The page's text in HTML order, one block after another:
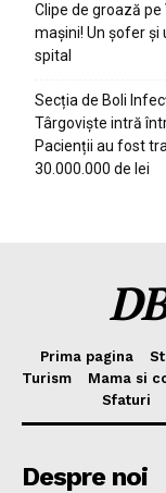
Clipe de groază
mașini! Un șofer și
spital
Secția de Boli
Târgoviște intră
Pacienții au fost
30.000.000 de lei
Prima pagina
Turism
Mama si
Sfaturi
Despre noi